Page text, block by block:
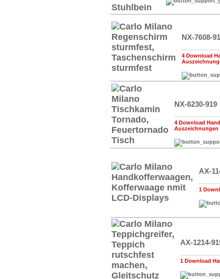
NX-7608-
4 Download
NX-6230-919
4 Download
Auszeichnungen
AX-
1
AX-1214-
1 Download